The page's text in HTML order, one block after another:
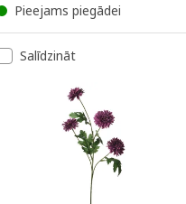
Pieejams piegādei
Salīdzināt